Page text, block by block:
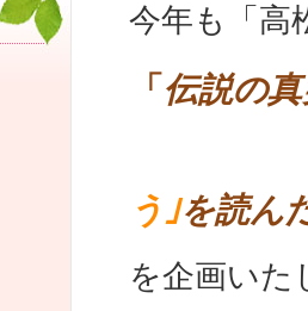
今年も「高
「伝説の
う｣を読ん
を企画いた